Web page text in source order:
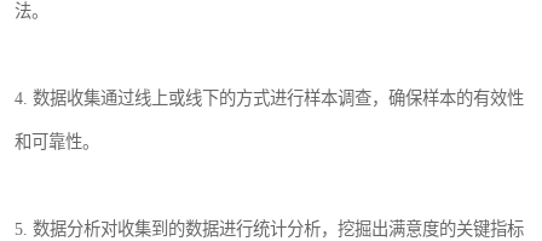
法。
4. 数据收集通过线上或线下的方式进行样本调查，确保样本的有效性
和可靠性。
5. 数据分析对收集到的数据进行统计分析，挖掘出满意度的关键指标